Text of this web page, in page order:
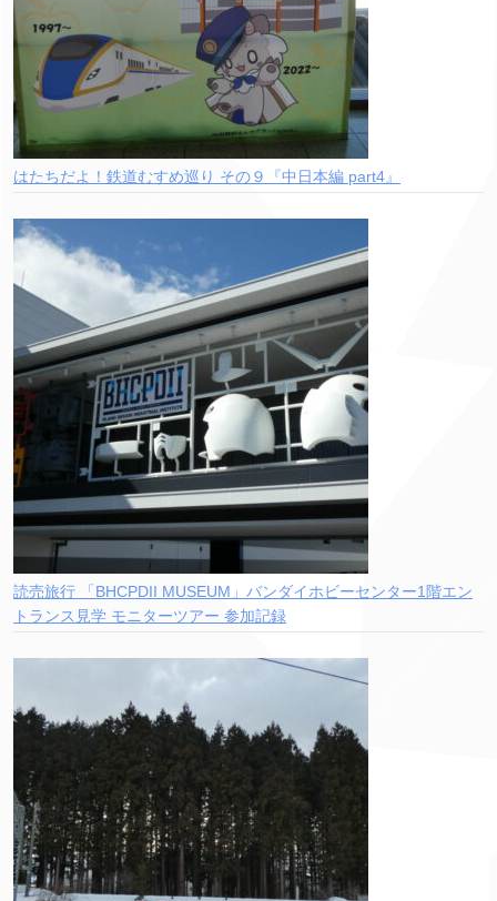
はたちだよ！鉄道むすめ巡り その９『中日本編 part4』
読売旅行 「BHCPDII MUSEUM」バンダイホビーセンター1階エン
トランス見学 モニターツアー 参加記録